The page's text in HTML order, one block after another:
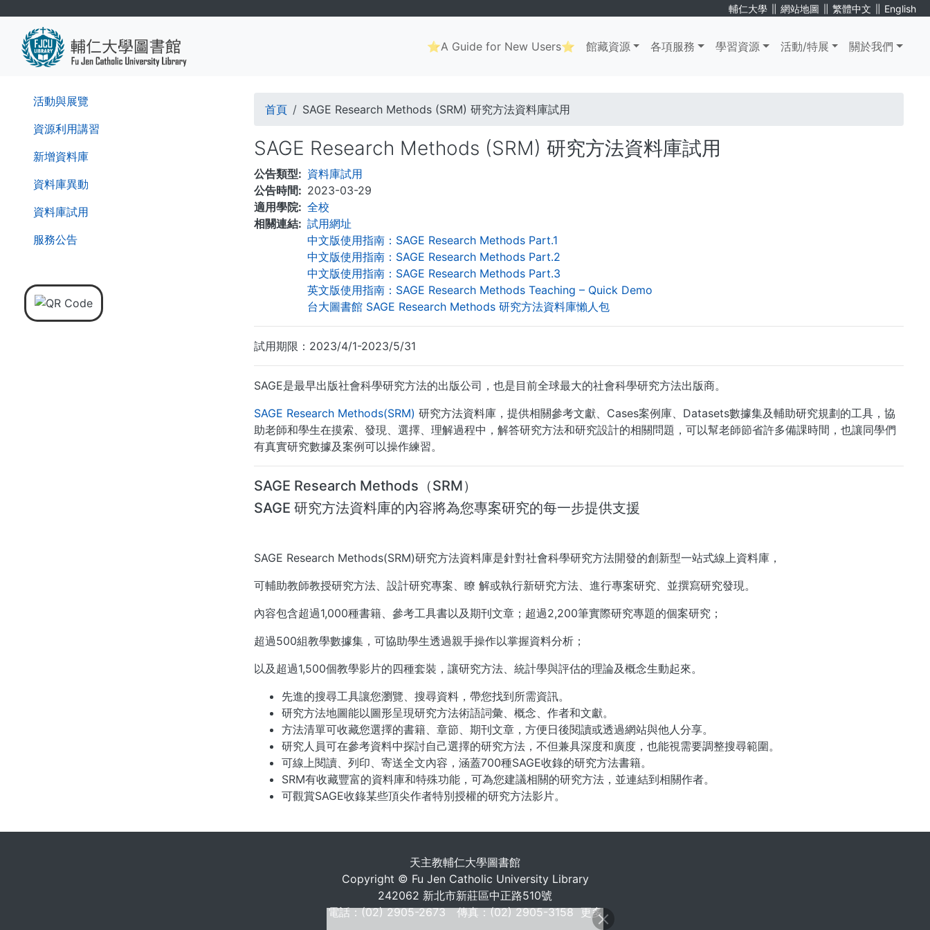
輔仁大學 ∥ 網站地圖 ∥ 繁體中文 ∥ English
Main
navigation
⭐A Guide for New Users⭐ 館藏資源 各項服務 學習資源 活動/特展 關於我們
活動與展覽
資源利用講習
新增資料庫
資料庫異動
資料庫試用
服務公告
導
連
結
首頁 SAGE Research Methods (SRM) 研究方法資料庫試用
SAGE Research Methods (SRM) 研究方法資料庫試用
公告類型
資料庫試用
公告時間
2023-03-29
適用學院
全校
相關連結
試用網址
中文版使用指南：SAGE Research Methods Part.1
中文版使用指南：SAGE Research Methods Part.2
中文版使用指南：SAGE Research Methods Part.3
英文版使用指南：SAGE Research Methods Teaching – Quick Demo
台大圖書館 SAGE Research Methods 研究方法資料庫懶人包
試用期限：2023/4/1-2023/5/31
SAGE是最早出版社會科學研究方法的出版公司，也是目前全球最大的社會科學研究方法出版商。
SAGE Research Methods(SRM) 研究方法資料庫，提供相關參考文獻、Cases案例庫、Datasets數據集及輔助研究規劃的工具，協
助老師和學生在摸索、發現、選擇、理解過程中，解答研究方法和研究設計的相關問題，可以幫老師節省許多備課時間，也讓同學們
有真實研究數據及案例可以操作練習。
SAGE Research Methods（SRM）
SAGE 研究方法資料庫的內容將為您專案研究的每一步提供支援
SAGE Research Methods(SRM)研究方法資料庫是針對社會科學研究方法開發的創新型一站式線上資料庫，
可輔助教師教授研究方法、設計研究專案、瞭 解或執行新研究方法、進行專案研究、並撰寫研究發現。
內容包含超過1,000種書籍、參考工具書以及期刊文章；超過2,200筆實際研究專題的個案研究；
超過500組教學數據集，可協助學生透過親手操作以掌握資料分析；
以及超過1,500個教學影片的四種套裝，讓研究方法、統計學與評估的理論及概念生動起來。
先進的搜尋工具讓您瀏覽、搜尋資料，帶您找到所需資訊。
研究方法地圖能以圖形呈現研究方法術語詞彙、概念、作者和文獻。
方法清單可收藏您選擇的書籍、章節、期刊文章，方便日後閱讀或透過網站與他人分享。
研究人員可在參考資料中探討自己選擇的研究方法，不但兼具深度和廣度，也能視需要調整搜尋範圍。
可線上閱讀、列印、寄送全文內容，涵蓋700種SAGE收錄的研究方法書籍。
SRM有收藏豐富的資料庫和特殊功能，可為您建議相關的研究方法，並連結到相關作者。
可觀賞SAGE收錄某些頂尖作者特別授權的研究方法影片。
天主教輔仁大學圖書館
Copyright © Fu Jen Catholic University Library
242062 新北市新莊區中正路510號
電話：(02) 2905-2673 傳真：(02) 2905-3158更多